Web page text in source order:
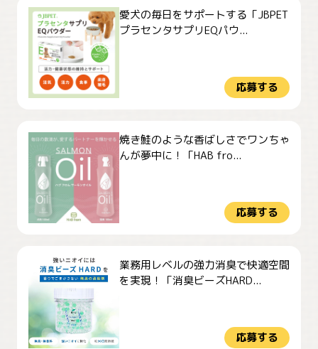
愛犬の毎日をサポートする「JBPET
プラセンタサプリEQパウ...
応募する
焼き鮭のような香ばしさでワンちゃ
んが夢中に！「HAB fro...
応募する
業務用レベルの強力消臭で快適空間
を実現！「消臭ビーズHARD...
応募する